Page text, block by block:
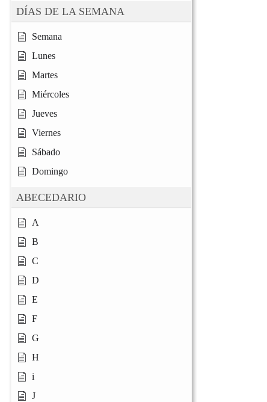
DÍAS DE LA SEMANA
Semana
Lunes
Martes
Miércoles
Jueves
Viernes
Sábado
Domingo
ABECEDARIO
A
B
C
D
E
F
G
H
i
J